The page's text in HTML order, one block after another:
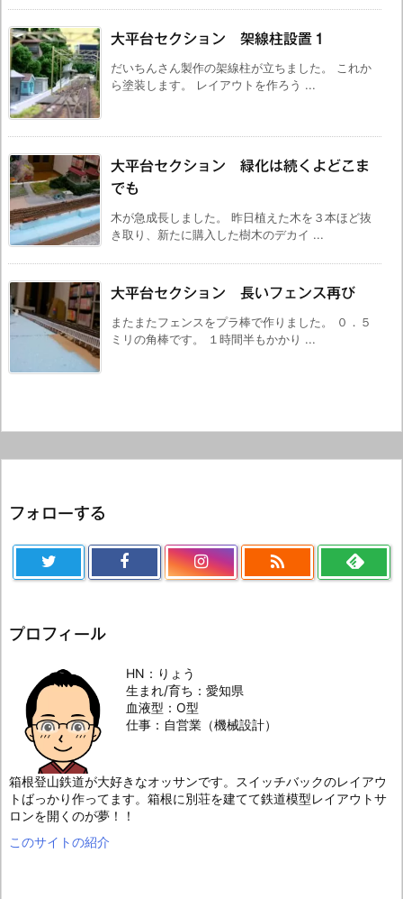
大平台セクション 架線柱設置１
だいちんさん製作の架線柱が立ちました。 これか
ら塗装します。 レイアウトを作ろう ...
大平台セクション 緑化は続くよどこま
でも
木が急成長しました。 昨日植えた木を３本ほど抜
き取り、新たに購入した樹木のデカイ ...
大平台セクション 長いフェンス再び
またまたフェンスをプラ棒で作りました。 ０．５
ミリの角棒です。 １時間半もかかり ...
フォローする

プロフィール
HN：りょう
生まれ/育ち：愛知県
血液型：O型
仕事：自営業（機械設計）
箱根登山鉄道が大好きなオッサンです。スイッチバックのレイアウ
トばっかり作ってます。箱根に別荘を建てて鉄道模型レイアウトサ
ロンを開くのが夢！！
このサイトの紹介